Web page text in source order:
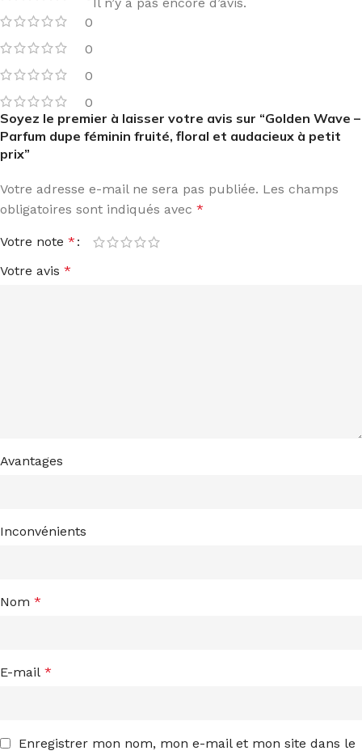
0
0
0
0
Soyez le premier à laisser votre avis sur “Golden Wave –
Parfum dupe féminin fruité, floral et audacieux à petit
prix”
Votre adresse e-mail ne sera pas publiée. Les champs
obligatoires sont indiqués avec *
Votre note *
Votre avis *
Avantages
Inconvénients
Nom *
E-mail *
Enregistrer mon nom, mon e-mail et mon site dans le